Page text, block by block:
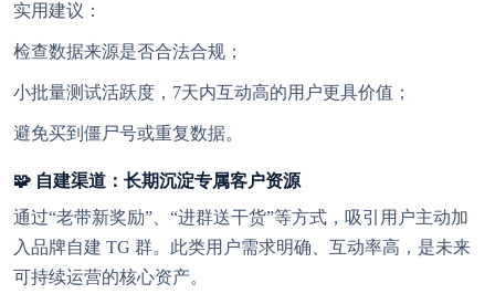
实用建议：
检查数据来源是否合法合规；
小批量测试活跃度，7天内互动高的用户更具价值；
避免买到僵尸号或重复数据。
🧩 自建渠道：长期沉淀专属客户资源
通过“老带新奖励”、“进群送干货”等方式，吸引用户主动加
入品牌自建 TG 群。此类用户需求明确、互动率高，是未来
可持续运营的核心资产。